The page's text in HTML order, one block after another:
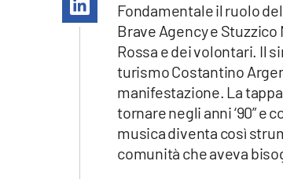
Vai
Fondamentale il ruolo
Brave Agency e
Rossa e dei volontari. Il
turismo Costantino
manifestazione. La
tornare negli anni ‘90” e
musica diventa così
comunità che aveva